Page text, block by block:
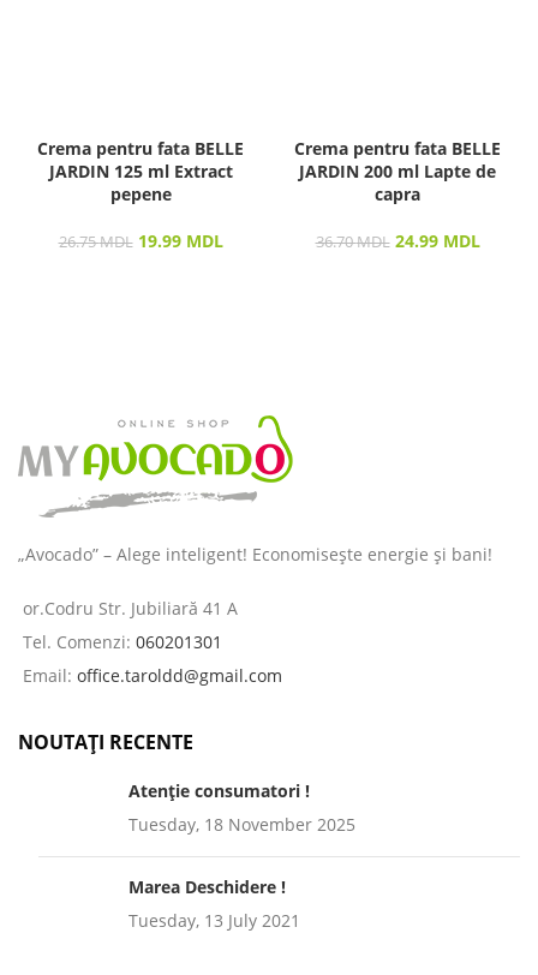
Crema pentru fata BELLE
JARDIN 125 ml Extract
pepene
26.75MDL 19.99 MDL
Crema pentru fata BELLE
JARDIN 200 ml Lapte de
capra
36.70MDL 24.99 MDL
„Avocado” – Alege inteligent! Economisește energie și bani!
or.Codru Str. Jubiliară 41 A
Tel. Comenzi: 060201301
Email: office.taroldd@gmail.com
NOUTAȚI RECENTE
Atenție consumatori !
Tuesday, 18 November 2025
Marea Deschidere !
Tuesday, 13 July 2021